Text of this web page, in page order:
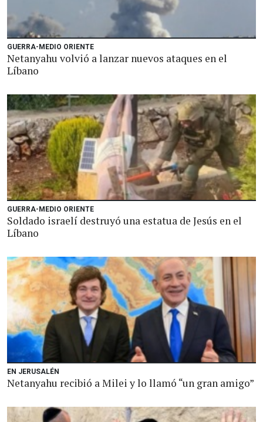
GUERRA-MEDIO ORIENTE
Netanyahu volvió a lanzar nuevos ataques en el
Líbano
GUERRA-MEDIO ORIENTE
Soldado israelí destruyó una estatua de Jesús en el
Líbano
EN JERUSALÉN
Netanyahu recibió a Milei y lo llamó “un gran amigo”